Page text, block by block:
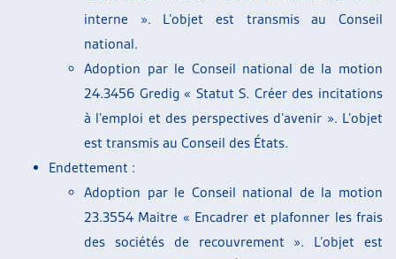
interne ». L’objet est transmis au Conseil
national.
Adoption par le Conseil national de la motion
24.3456 Gredig « Statut S. Créer des incitations
à l’emploi et des perspectives d’avenir ». L’objet
est transmis au Conseil des États.
Endettement :
Adoption par le Conseil national de la motion
23.3554 Maitre « Encadrer et plafonner les frais
des sociétés de recouvrement ». L’objet est